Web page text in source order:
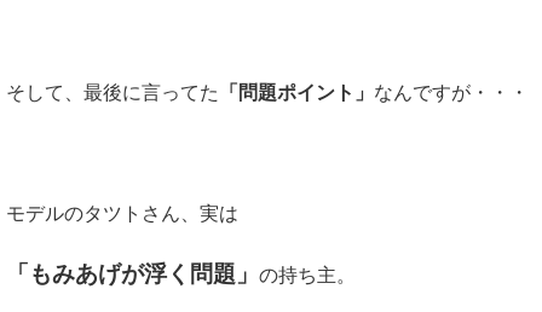
そして、最後に言ってた 「問題ポイント」 なんですが・・・
モデルのタツトさん、実は
「もみあげが浮く問題」 の持ち主。